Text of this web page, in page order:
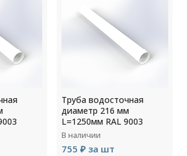
Труба водосточная
диаметр 216 мм
L=1250мм RAL 9003
В наличии
755 ₽ за шт